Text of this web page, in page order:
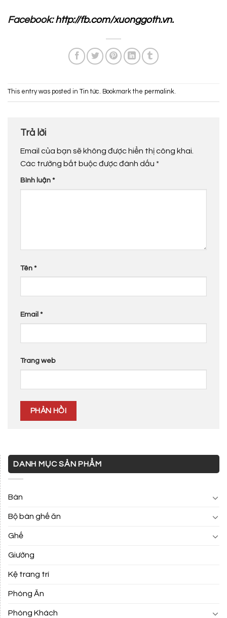
Facebook:http://fb.com/xuonggoth.vn.
This entry was posted in Tin tức. Bookmark the permalink.
Trả lời
Email của bạn sẽ không được hiển thị công khai.
Các trường bắt buộc được đánh dấu *
Bình luận *
Tên *
Email *
Trang web
DANH MỤC SẢN PHẨM
Bàn
Bộ bàn ghế ăn
Ghế
Giường
Kệ trang trí
Phòng Ăn
Phòng Khách